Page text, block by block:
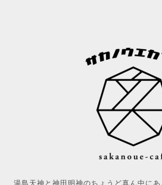
湯島天神と神田明神のちょうど真ん中に